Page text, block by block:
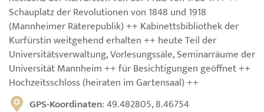
Schauplatz der Revolutionen von 1848 und 1918
(Mannheimer Räterepublik) ++ Kabinettsbibliothek der
Kurfürstin weitgehend erhalten ++ heute Teil der
Universitätsverwaltung, Vorlesungssäle, Seminarräume der
Universität Mannheim ++ für Besichtigungen geöffnet ++
Hochzeitsschloss (heiraten im Gartensaal) ++
GPS-Koordinaten: 49.482805, 8.46754